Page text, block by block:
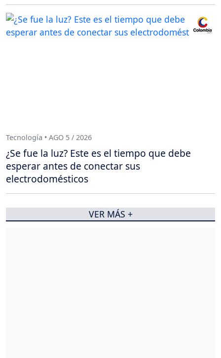
Tecnología • AGO 5 / 2026
¿Se fue la luz? Este es el tiempo que debe
esperar antes de conectar sus
electrodomésticos
VER MÁS +